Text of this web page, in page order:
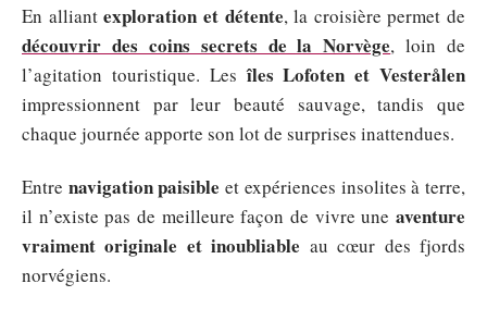
En alliantexploration et détente, la croisière permet de
découvrir des coins secrets de la Norvège, loin de
l’agitation touristique. Lesîles Lofoten et Vesterålen
impressionnent par leur beauté sauvage, tandis que
chaque journée apporte son lot de surprises inattendues.
Entre navigation paisible et expériences insolites à terre,
il n’existe pas de meilleure façon de vivre une aventure
vraiment originale et inoubliable au cœur des fjords
norvégiens.